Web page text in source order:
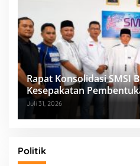
Rapat Konsolidasi SMSI
Kesepakatan
Kolaboratif
Juli 31, 2026
Politik